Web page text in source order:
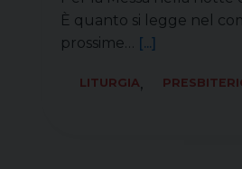
È quanto si legge nel
prossime… [...]
LITURGIA,